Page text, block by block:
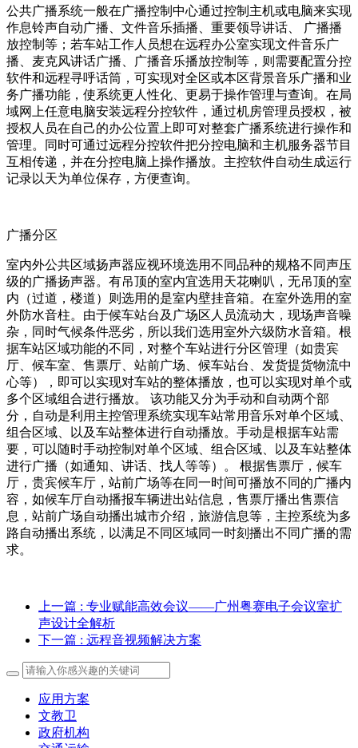
公共广播系统一般在广播控制中心通过控制主机或电脑来实现
作息铃声自动广播、文件音乐插播、重要领导讲话、 广播播
放控制等；若车站工作人员想在远程办公室实现文件音乐广
播、麦克风讲话广播、广播音乐播放控制等，则需要配置分控
软件和远程寻呼话筒，可实现对全区或本区背景音乐广播和业
务广播功能，使系统更人性化、更易于操作管理与查询。在局
域网上任意电脑安装远程分控软件，通过机房管理员授权，被
授权人员在自己的办公位置上即可对整套广播系统进行操作和
管理。同时可通过远程分控软件把分控电脑和主机服务器节目
互相传递，并在分控电脑上操作播放。主控软件自动生成运行
记录以天为单位保存，方便查询。
广播分区
室内外公共区域扬声器应视环境选用不同品种的规格不同声压
级的广播扬声器。有吊顶的室内宜选用天花喇叭，无吊顶的室
内（过道，楼道）则选用的是室内壁挂音箱。在室外选用的室
外防水音柱。由于候车站台及广场区人员流动大，现场声音噪
杂，同时气候条件恶劣，所以我们选用室外六级防水音箱。根
据车站区域功能的不同，对整个车站进行分区管理（如贵宾
厅、候车室、售票厅、站前广场、候车站台、发货提货物流中
心等），即可以实现对车站的整体播放，也可以实现对单个或
多个区域组合进行播放。 该功能又分为手动和自动两个部
分，自动是利用主控管理系统实现车站常用音乐对单个区域、
组合区域、以及车站整体进行自动播放。手动是根据车站需
要，可以随时手动控制对单个区域、组合区域、以及车站整体
进行广播（如通知、讲话、找人等等）。 根据售票厅，候车
厅，贵宾候车厅，站前广场等在同一时间可播放不同的广播内
容，如候车厅自动播报车辆进出站信息，售票厅播出售票信
息，站前广场自动播出城市介绍，旅游信息等，主控系统为多
路自动播出系统，以满足不同区域同一时刻播出不同广播的需
求。
上一篇 : 专业赋能高效会议——广州粤赛电子会议室扩
声设计全解析
下一篇 : 远程音视频解决方案
应用方案
文教卫
政府机构